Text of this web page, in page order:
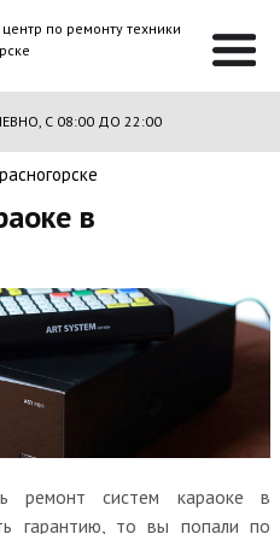
по ремонту техники
С 08:00 ДО 22:00
в
ремонт систем караоке в
гарантию, то вы попали по